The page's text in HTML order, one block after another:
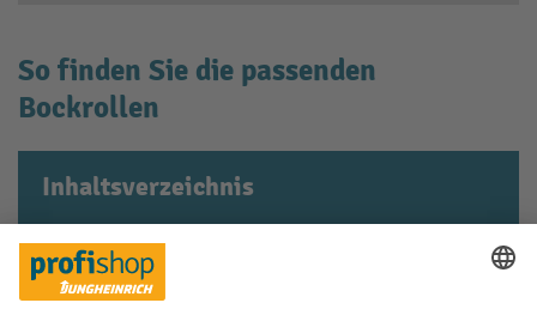
So finden Sie die passenden
Bockrollen
Inhaltsverzeichnis
Bockrollen mit ausreichender
Tragfähigkeit kaufen